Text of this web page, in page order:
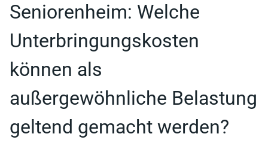
Seniorenheim: Welche
Unterbringungskosten
können als
außergewöhnliche Belastung
geltend gemacht werden?